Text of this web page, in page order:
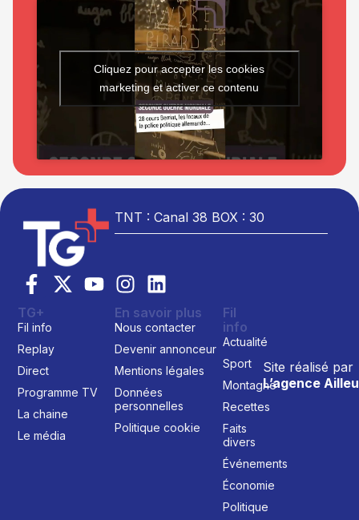
Cliquez pour accepter les cookies
marketing et activer ce contenu
TNT : Canal 38 BOX : 30
Site réalisé par
L’agence
TG+
Fil info
Replay
Direct
Programme TV
La chaine
Le média
En savoir plus
Nous contacter
Devenir annonceur
Mentions légales
Données
personnelles
Politique cookie
Fil
info
Actualité
Sport
Montagne
Recettes
Faits
divers
Événements
Économie
Politique